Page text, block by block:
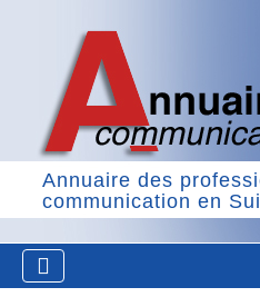
Annuaire des
communication en